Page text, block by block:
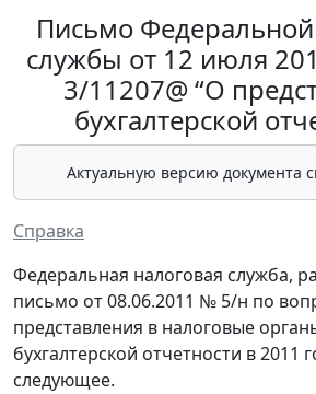
Письмо
службы от 12 июля
3/11207@ “О
бухгалтерской
Актуальную версию документа
Справка
Федеральная налоговая служба,
письмо от 08.06.2011 № 5/н по
представления в налоговые
бухгалтерской отчетности в 2011
следующее.